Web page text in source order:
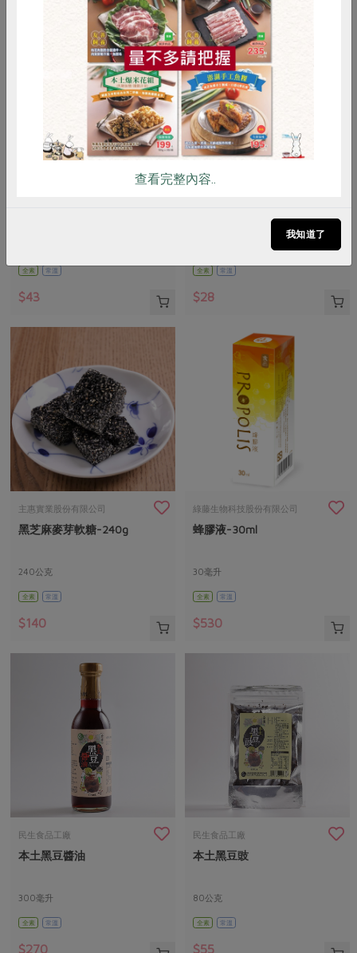
全素 常溫
$43
鴻福食品工廠股份有限公司
全素 常溫
$28
主惠實業股份有限公司
黑芝麻麥芽軟糖-240g
240公克
全素 常溫
$140
綠藤生物科技股份有限公司
蜂膠液-30ml
30毫升
全素 常溫
$530
民生食品工廠
本土黑豆醬油
300毫升
全素 常溫
$270
民生食品工廠
本土黑豆豉
80公克
全素 常溫
$55
RPET 食譜 減硝酸鹽
雞蛋 食安 共同購買
查看完整內容..
我知道了